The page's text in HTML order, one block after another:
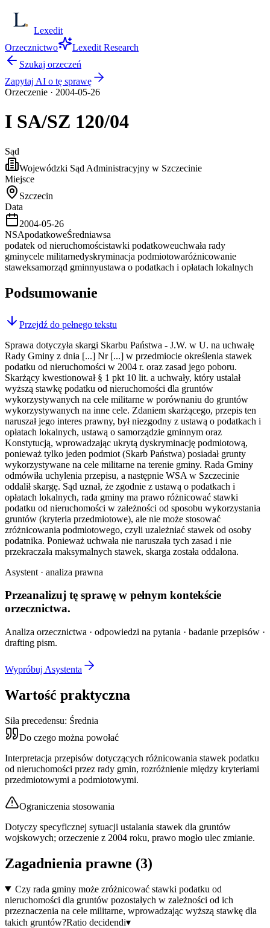
Lexedit
Orzecznictwo
Lexedit Research
Szukaj orzeczeń
Zapytaj AI o tę sprawę
Orzeczenie · 2004-05-26
I SA/SZ 120/04
Sąd
Wojewódzki Sąd Administracyjny w Szczecinie
Miejsce
Szczecin
Data
2004-05-26
NSApodatkoweŚredniawsa
podatek od nieruchomościstawki podatkoweuchwała rady
gminycele militarnedyskryminacja podmiotowaróżnicowanie
staweksamorząd gminnyustawa o podatkach i opłatach lokalnych
Podsumowanie
Przejdź do pełnego tekstu
Sprawa dotyczyła skargi Skarbu Państwa - J.W. w U. na uchwałę
Rady Gminy z dnia [...] Nr [...] w przedmiocie określenia stawek
podatku od nieruchomości w 2004 r. oraz zasad jego poboru.
Skarżący kwestionował § 1 pkt 10 lit. a uchwały, który ustalał
wyższą stawkę podatku od nieruchomości dla gruntów
wykorzystywanych na cele militarne w porównaniu do gruntów
wykorzystywanych na inne cele. Zdaniem skarżącego, przepis ten
naruszał jego interes prawny, był niezgodny z ustawą o podatkach i
opłatach lokalnych, ustawą o samorządzie gminnym oraz
Konstytucją, wprowadzając ukrytą dyskryminację podmiotową,
ponieważ tylko jeden podmiot (Skarb Państwa) posiadał grunty
wykorzystywane na cele militarne na terenie gminy. Rada Gminy
odmówiła uchylenia przepisu, a następnie WSA w Szczecinie
oddalił skargę. Sąd uznał, że zgodnie z ustawą o podatkach i
opłatach lokalnych, rada gminy ma prawo różnicować stawki
podatku od nieruchomości w zależności od sposobu wykorzystania
gruntów (kryteria przedmiotowe), ale nie może stosować
zróżnicowania podmiotowego, czyli uzależniać stawek od osoby
podatnika. Ponieważ uchwała nie naruszała tych zasad i nie
przekraczała maksymalnych stawek, skarga została oddalona.
Asystent · analiza prawna
Przeanalizuj tę sprawę w pełnym kontekście
orzecznictwa.
Analiza orzecznictwa · odpowiedzi na pytania · badanie przepisów ·
drafting pism.
Wypróbuj Asystenta
Wartość praktyczna
Siła precedensu: Średnia
Do czego można powołać
Interpretacja przepisów dotyczących różnicowania stawek podatku
od nieruchomości przez rady gmin, rozróżnienie między kryteriami
przedmiotowymi a podmiotowymi.
Ograniczenia stosowania
Dotyczy specyficznej sytuacji ustalania stawek dla gruntów
wojskowych; orzeczenie z 2004 roku, prawo mogło ulec zmianie.
Zagadnienia prawne (3)
Czy rada gminy może zróżnicować stawki podatku od
nieruchomości dla gruntów pozostałych w zależności od ich
przeznaczenia na cele militarne, wprowadzając wyższą stawkę dla
takich gruntów?Ratio decidendi▾